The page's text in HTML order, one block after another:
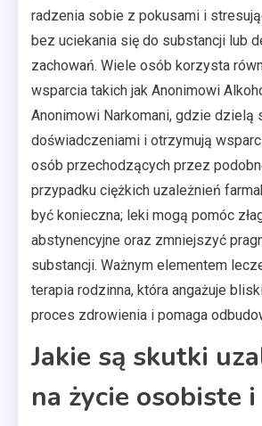
radzenia sobie z pokusami i
bez uciekania się do substancji lub
zachowań. Wiele osób korzysta
wsparcia takich jak Anonimowi
Anonimowi Narkomani, gdzie dzielą
doświadczeniami i otrzymują
osób przechodzących przez
przypadku ciężkich uzależnień
być konieczna; leki mogą pomóc
abstynencyjne oraz zmniejszyć
substancji. Ważnym elementem
terapia rodzinna, która angażuje
proces zdrowienia i pomaga
Jakie są skutki
na życie osobiste i